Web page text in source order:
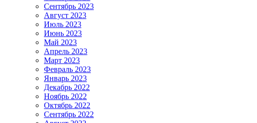
Сентябрь 2023
Август 2023
Июль 2023
Июнь 2023
Май 2023
Апрель 2023
Март 2023
Февраль 2023
Январь 2023
Декабрь 2022
Ноябрь 2022
Октябрь 2022
Сентябрь 2022